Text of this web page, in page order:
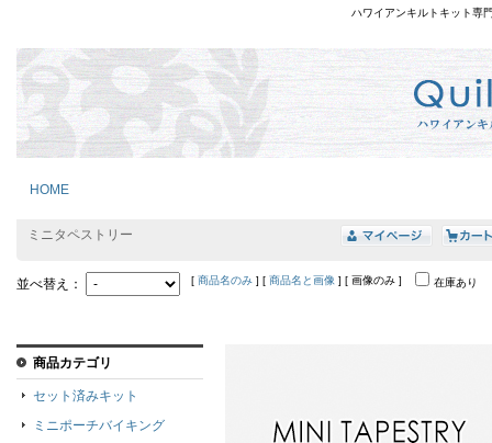
ハワイアンキルトキット専
HOME
ミニタペストリー
並べ替え： [ 商品名のみ ] [ 商品名と画像 ] [ 画像のみ ] 在庫あり
商品カテゴリ
セット済みキット
ミニポーチバイキング